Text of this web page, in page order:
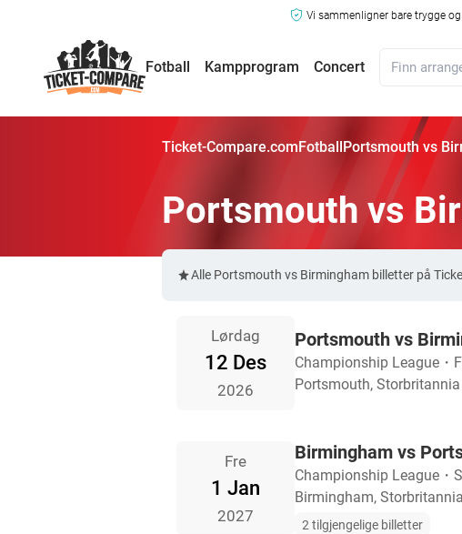
Vi sammenligner bare trygge
Fotball Kampprogram Concert
Ticket-Compare.comFotballPortsmouth vs
Portsmouth vs
Alle Portsmouth vs Birmingham billetter på
Lørdag
12 Des
2026
Portsmouth vs
Championship League ・
Portsmouth, Storbritannia
Fre
1 Jan
2027
Birmingham vs
Championship League ・
Birmingham, Storbritannia
2 tilgjengelige billetter